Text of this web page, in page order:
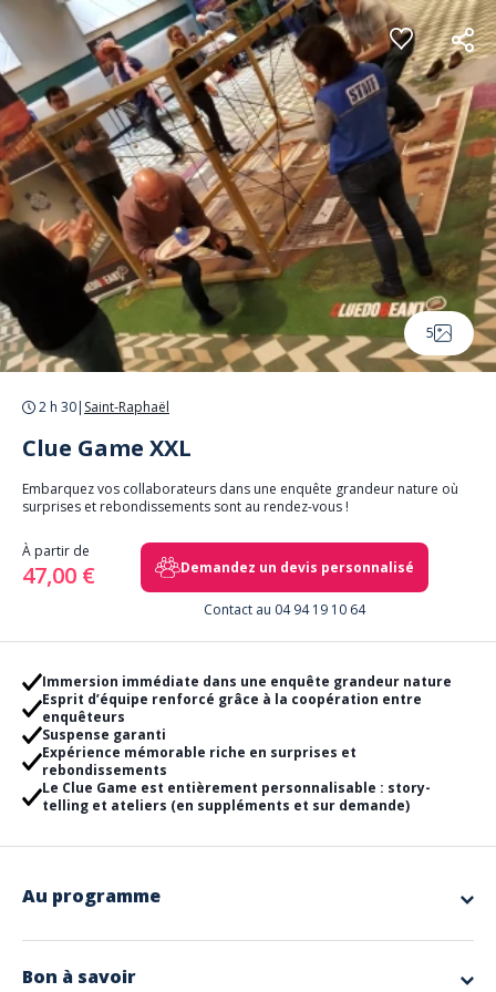
Panneau de gestion des cookies
5
2 h 30| Saint-Raphaël
Clue Game XXL
Embarquez vos collaborateurs dans une enquête grandeur nature où
surprises et rebondissements sont au rendez-vous !
À partir de
47,00 € Demandez un devis personnalisé
Contact au 04 94 19 10 64
Immersion immédiate dans une enquête grandeur nature
Esprit d’équipe renforcé grâce à la coopération entre
enquêteurs
Suspense garanti
Expérience mémorable riche en surprises et
rebondissements
Le Clue Game est entièrement personnalisable : story-
telling et ateliers (en suppléments et sur demande)
Au programme
suspects et les armes potentiels, chaque groupe d’enquêteurs aura
le coup d’envoi lancé, les détectives exploreront les dix « pièces » de
Bon à savoir